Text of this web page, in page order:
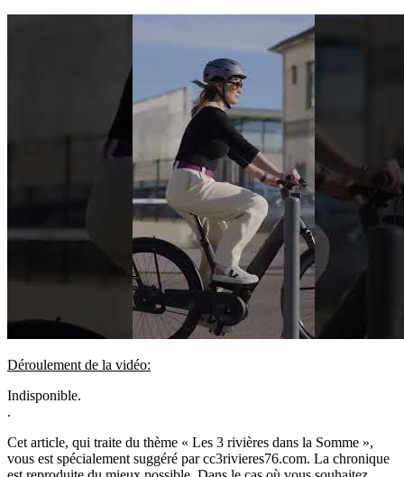
Déroulement de la vidéo:
Indisponible.
.
Cet article, qui traite du thème « Les 3 rivières dans la Somme »,
vous est spécialement suggéré par cc3rivieres76.com. La chronique